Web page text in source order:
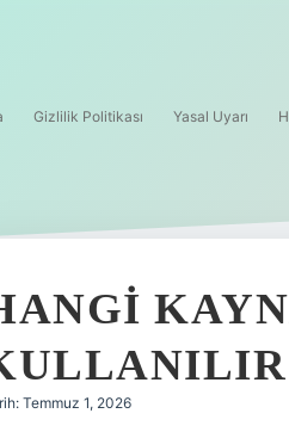
Gizlilik Politikası Yasal Uyarı
Temmuz 1, 2026